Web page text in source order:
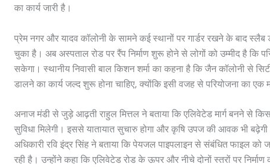
का कार्य जारी है।
प्रेम नगर और यादव कॉलोनी के सामने कई स्थानों पर गार्डर रखने के बाद स्लैब
चुका है। अब अस्पताल रोड पर रैंप निर्माण शुरू होने से लोगों को उम्मीद है कि
सकेगा। स्थानीय निवासी बाल किशन शर्मा का कहना है कि जैन कॉलोनी से
डालने का कार्य जल्द शुरू होना चाहिए, क्योंकि इसी वजह से परियोजना का एक
अनाज मंडी से जुड़े आढ़ती राहुल मित्तल ने बताया कि एलिवेटेड मार्ग बनने से
सुविधा मिलेगी। इससे यातायात सुचारु होगा और कृषि उपज की आवक भी
अधिकारी रवि इंद्र सिंह ने बताया कि पेयजल पाइपलाइन से संबंधित फाइल को
रही है। उन्होंने कहा कि एलिवेटेड रोड के ऊपर और नीचे दोनों स्तरों पर निर्माण